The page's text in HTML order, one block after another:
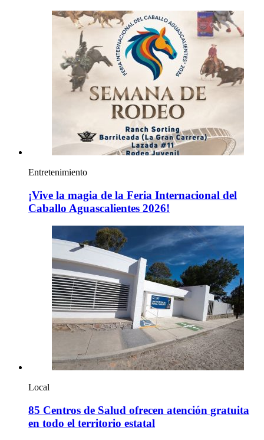
Entretenimiento
¡Vive la magia de la Feria Internacional del
Caballo Aguascalientes 2026!
Local
85 Centros de Salud ofrecen atención gratuita
en todo el territorio estatal